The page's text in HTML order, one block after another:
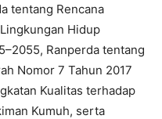
tentang Rencana
Hidup
Ranperda tentang
Nomor 7 Tahun 2017
Kualitas terhadap
Kumuh, serta